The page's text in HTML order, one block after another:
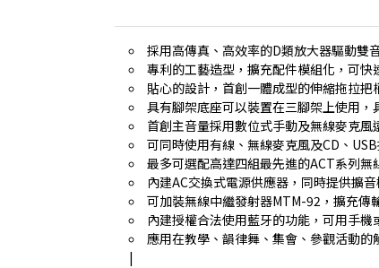
採用高傳真、高效率的D類放大器驅動雙
專利的工藝造型，擴充配件模組化，可快
貼心的設計，首創一體成型的伸縮拖拉把
具有腳架底座可以裝置在三腳架上使用，
首創主音量採用數位式手動及無線麥克風
可同時使用有線、無線麥克風及CD、
最多可選配高達四組最先進的ACT系列
內建AC交換式電源供應器，同時提供擴
可加裝無線中繼發射器MTM-92，擴充傳
內建授權合法使用藍牙的功能，可用手機
應用在教學、韻律舞、集會、參觀活動
|